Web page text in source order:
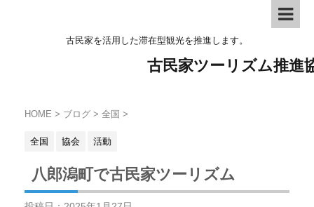
古民家を活用した滞在型観光を推進します。
古民家ツーリズム推進
HOME > ブログ > 全国 >
全国 協会 活動
八郎潟町で古民家ツーリズム